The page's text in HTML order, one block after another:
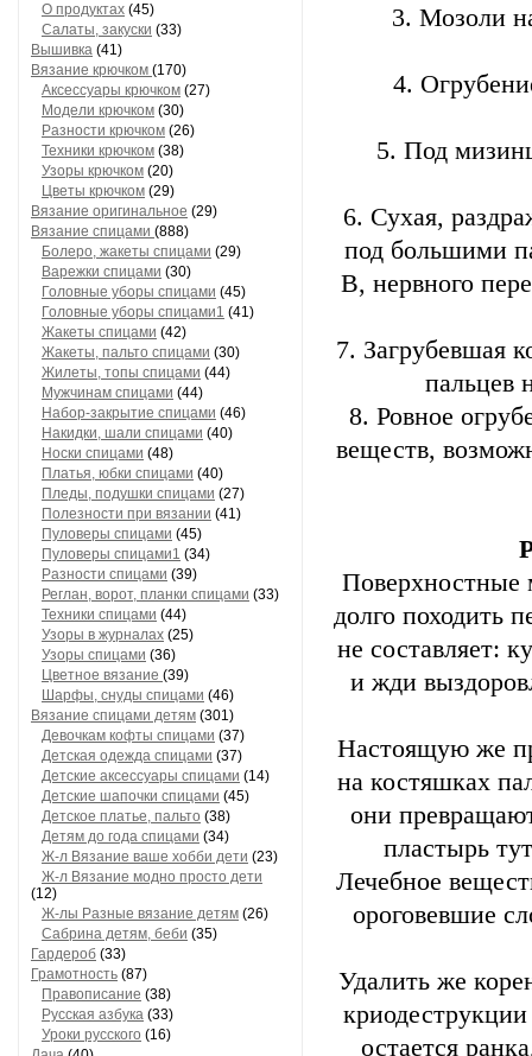
О продуктах (45)
Салаты, закуски (33)
Вышивка (41)
Вязание крючком (170)
Аксессуары крючком (27)
Модели крючком (30)
Разности крючком (26)
Техники крючком (38)
Узоры крючком (20)
Цветы крючком (29)
Вязание оригинальное (29)
Вязание спицами (888)
Болеро, жакеты спицами (29)
Варежки спицами (30)
Головные уборы спицами (45)
Головные уборы спицами1 (41)
Жакеты спицами (42)
Жакеты, пальто спицами (30)
Жилеты, топы спицами (44)
Мужчинам спицами (44)
Набор-закрытие спицами (46)
Накидки, шали спицами (40)
Носки спицами (48)
Платья, юбки спицами (40)
Пледы, подушки спицами (27)
Полезности при вязании (41)
Пуловеры спицами (45)
Пуловеры спицами1 (34)
Разности спицами (39)
Реглан, ворот, планки спицами (33)
Техники спицами (44)
Узоры в журналах (25)
Узоры спицами (36)
Цветное вязание (39)
Шарфы, снуды спицами (46)
Вязание спицами детям (301)
Девочкам кофты спицами (37)
Детская одежда спицами (37)
Детские аксессуары спицами (14)
Детские шапочки спицами (45)
Детское платье, пальто (38)
Детям до года спицами (34)
Ж-л Вязание ваше хобби дети (23)
Ж-л Вязание модно просто дети
(12)
Ж-лы Разные вязание детям (26)
Сабринa детям, беби (35)
Гардероб (33)
Грамотность (87)
Правописание (38)
Русская азбука (33)
Уроки русского (16)
3. Мозоли
4.
5. Под
6. Сухая,
под большими
В, нервного
7. Загрубевшая
пальцев
8. Ровное
веществ,
Поверхностные
долго походить
не составляет:
и жди
Настоящую же
на костяшках
они
пластырь
Лечебное
ороговевшие
Удалить же
остается